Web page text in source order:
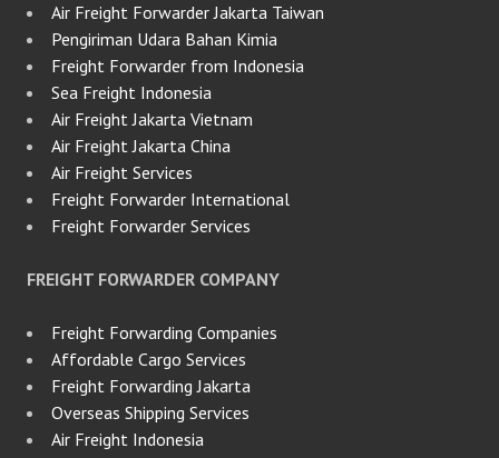
Air Freight Forwarder Jakarta Taiwan
Pengiriman Udara Bahan Kimia
Freight Forwarder from Indonesia
Sea Freight Indonesia
Air Freight Jakarta Vietnam
Air Freight Jakarta China
Air Freight Services
Freight Forwarder International
Freight Forwarder Services
FREIGHT FORWARDER COMPANY
Freight Forwarding Companies
Affordable Cargo Services
Freight Forwarding Jakarta
Overseas Shipping Services
Air Freight Indonesia